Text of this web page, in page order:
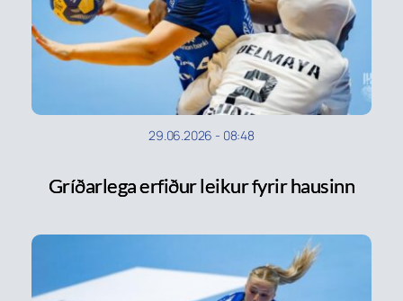
29.06.2026 - 08:48
Gríðarlega erfiður leikur fyrir hausinn